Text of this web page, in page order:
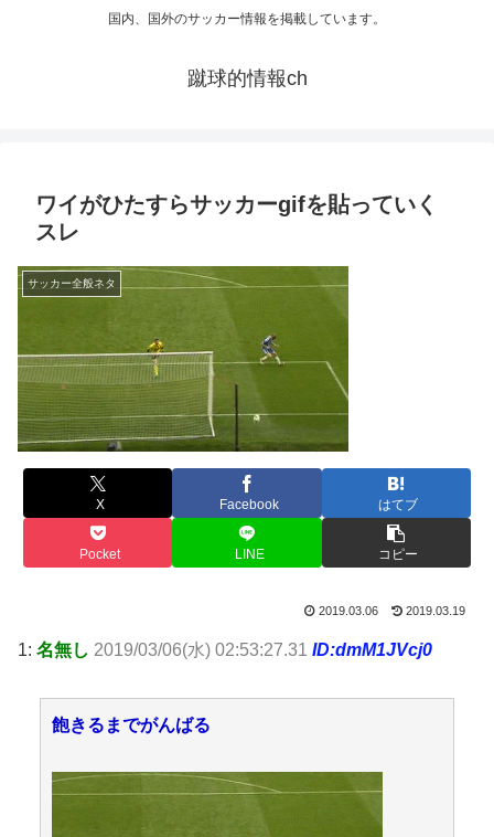
国内、国外のサッカー情報を掲載しています。
蹴球的情報ch
ワイがひたすらサッカーgifを貼っていく
スレ
サッカー全般ネタ
X Facebook はてブ
Pocket LINE コピー
2019.03.06 2019.03.19
1: 名無し 2019/03/06(水) 02:53:27.31 ID:dmM1JVcj0
飽きるまでがんばる